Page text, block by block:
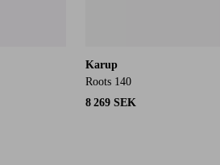
Karup
Roots 140
8 269 SEK